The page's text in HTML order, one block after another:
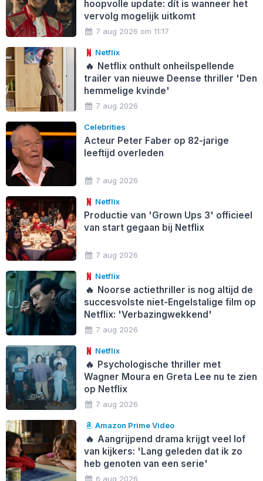
hoopvolle update: dít is wanneer het
vervolg mogelijk uitkomt
7 aug 2026 om 11:17
Netflix
🔥 Netflix onthult onheilspellende
trailer van nieuwe Deense thriller 'Den
hemmelige kvinde'
7 aug 2026
Celebrities
Acteur Peter Faber op 82-jarige
leeftijd overleden
7 aug 2026
Netflix
Productie van 'Grown Ups 3' officieel
van start gegaan bij Netflix
7 aug 2026
Netflix
🔥 Noorse actiethriller is nog altijd de
succesvolste niet-Engelstalige film op
Netflix: 'Verbazingwekkend'
7 aug 2026
Netflix
🔥 Psychologische thriller met
Wagner Moura en Greta Lee nu te zien
op Netflix
7 aug 2026
Amazon Prime Video
🔥 Aangrijpend drama krijgt veel lof
van kijkers: 'Lang geleden dat ik zo
heb genoten van een serie'
6 aug 2026